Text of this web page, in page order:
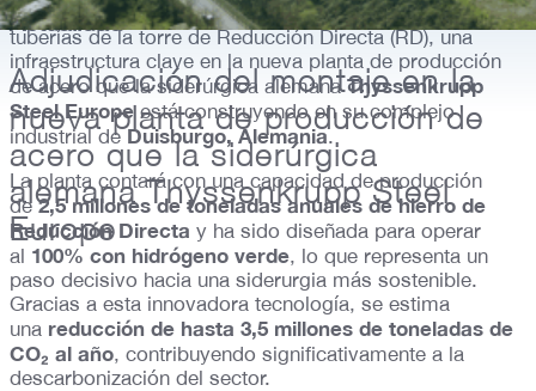
Actualidad
Adjudicación del montaje en la
nueva planta de producción de
acero que la siderúrgica
alemana Thyssenkrupp Steel
Europe
Moncobra se adjudica el montaje mecánico y de
tuberías de la torre de Reducción Directa (RD), una
infraestructura clave en la nueva planta de producción
de acero que la siderúrgica alemanaThyssenkrupp
Steel Europeestá construyendo en su complejo
industrial deDuisburgo, Alemania.
La planta contará con una capacidad de producción
de2,5 millones de toneladas anuales de hierro de
Reducción Directa y ha sido diseñada para operar
al 100% con hidrógeno verde, lo que representa un
paso decisivo hacia una siderurgia más sostenible.
Gracias a esta innovadora tecnología, se estima
una reducción de hasta 3,5 millones de toneladas de
CO₂ al año, contribuyendo significativamente a la
descarbonización del sector.